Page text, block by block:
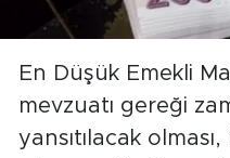
En Düşük Emekli
mevzuatı gereği
yansıtılacak